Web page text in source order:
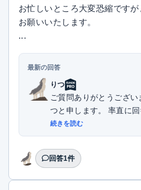
お忙しいところ大変恐縮です
お願いいたします。
...
最新の回答
りつ
ご質問ありがとうござ
つと申しま
続きを読む
回答1件